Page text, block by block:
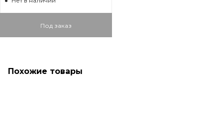
Под заказ
Похожие товары